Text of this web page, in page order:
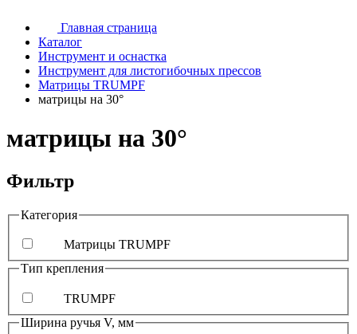
Главная страница
Каталог
Инструмент и оснастка
Инструмент для листогибочных прессов
Матрицы TRUMPF
матрицы на 30°
матрицы на 30°
Фильтр
Категория
Матрицы TRUMPF
Тип крепления
TRUMPF
Ширина ручья V, мм